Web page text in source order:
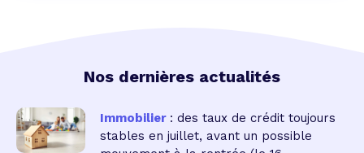
Nos dernières actualités
Immobilier : des taux de crédit toujours
stables en juillet, avant un possible